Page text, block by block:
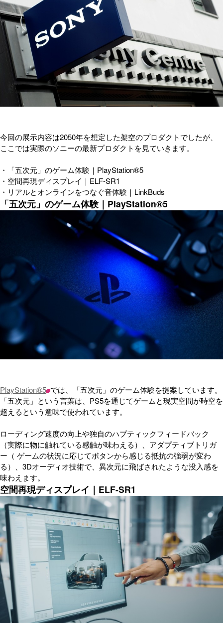
今回の展示内容は2050年を想定した架空のプロダクトでしたが、
ここでは実際のソニーの最新プロダクトを見ていきます。
・「五次元」のゲーム体験｜PlayStation®5
・空間再現ディスプレイ｜ELF-SR1
・リアルとオンラインをつなぐ音体験｜LinkBuds
「五次元」のゲーム体験｜PlayStation®5
PlayStation®5 では、「五次元」のゲーム体験を提案しています。
「五次元」という言葉は、PS5を通じてゲームと現実空間が時空を
超えるという意味で使われています。
ローディング速度の向上や独自のハプティックフィードバック
（実際に物に触れている感触が味わえる）、アダプティブトリガ
ー（ ゲームの状況に応じてボタンから感じる抵抗の強弱が変わ
る）、3Dオーディオ技術で、異次元に飛ばされたような没入感を
味わえます。
空間再現ディスプレイ｜ELF-SR1